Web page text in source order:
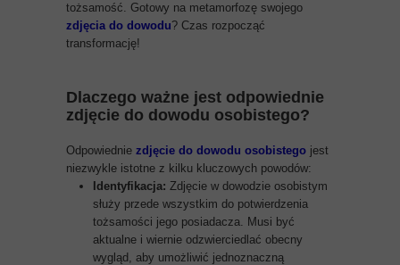
tożsamość. Gotowy na metamorfozę swojego
zdjęcia do dowodu? Czas rozpocząć
transformację!
Dlaczego ważne jest odpowiednie
zdjęcie do dowodu osobistego?
Odpowiednie zdjęcie do dowodu osobistego jest
niezwykle istotne z kilku kluczowych powodów:
Identyfikacja: Zdjęcie w dowodzie osobistym
służy przede wszystkim do potwierdzenia
tożsamości jego posiadacza. Musi być
aktualne i wiernie odzwierciedlać obecny
wygląd, aby umożliwić jednoznaczną